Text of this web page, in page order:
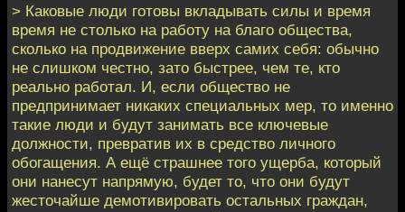
> Каковые люди готовы вкладывать силы и время
время не столько на работу на благо общества,
сколько на продвижение вверх самих себя: обычно
не слишком честно, зато быстрее, чем те, кто
реально работал. И, если общество не
предпринимает никаких специальных мер, то именно
такие люди и будут занимать все ключевые
должности, превратив их в средство личного
обогащения. А ещё страшнее того ущерба, который
они нанесут напрямую, будет то, что они будут
жесточайше демотивировать остальных граждан,